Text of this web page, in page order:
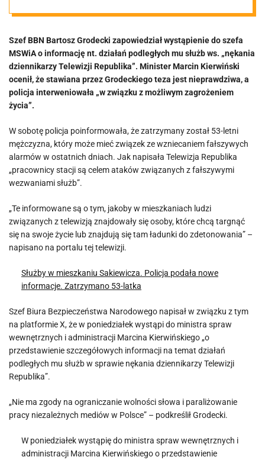
BBN zapowiada
pismo do
Kierwińskiego
Szef BBN Bartosz Grodecki zapowiedział wystąpienie do szefa
MSWiA o informację nt. działań podległych mu służb ws. „nękania
dziennikarzy Telewizji Republika”. Minister Marcin Kierwiński
ocenił, że stawiana przez Grodeckiego teza jest nieprawdziwa, a
policja interweniowała „w związku z możliwym zagrożeniem
życia”.
W sobotę policja poinformowała, że zatrzymany został 53-letni
mężczyzna, który może mieć związek ze wzniecaniem fałszywych
alarmów w ostatnich dniach. Jak napisała Telewizja Republika
„pracownicy stacji są celem ataków związanych z fałszywymi
wezwaniami służb”.
„Te informowane są o tym, jakoby w mieszkaniach ludzi
związanych z telewizją znajdowały się osoby, które chcą targnąć
się na swoje życie lub znajdują się tam ładunki do zdetonowania” –
napisano na portalu tej telewizji.
Służby w mieszkaniu Sakiewicza. Policja podała nowe
informacje. Zatrzymano 53-latka
Szef Biura Bezpieczeństwa Narodowego napisał w związku z tym
na platformie X, że w poniedziałek wystąpi do ministra spraw
wewnętrznych i administracji Marcina Kierwińskiego „o
przedstawienie szczegółowych informacji na temat działań
podległych mu służb w sprawie nękania dziennikarzy Telewizji
Republika”.
„Nie ma zgody na ograniczanie wolności słowa i paraliżowanie
pracy niezależnych mediów w Polsce” – podkreślił Grodecki.
W poniedziałek wystąpię do ministra spraw wewnętrznych i
administracji Marcina Kierwińskiego o przedstawienie